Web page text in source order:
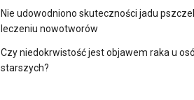
Nie udowodniono skuteczności jadu
leczeniu nowotworów
Czy niedokrwistość jest objawem raka u
starszych?